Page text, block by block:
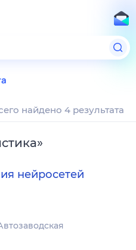
найдено 4 результата
»
нейросетей